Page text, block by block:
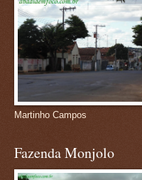
Martinho Campos
Fazenda Monjolo